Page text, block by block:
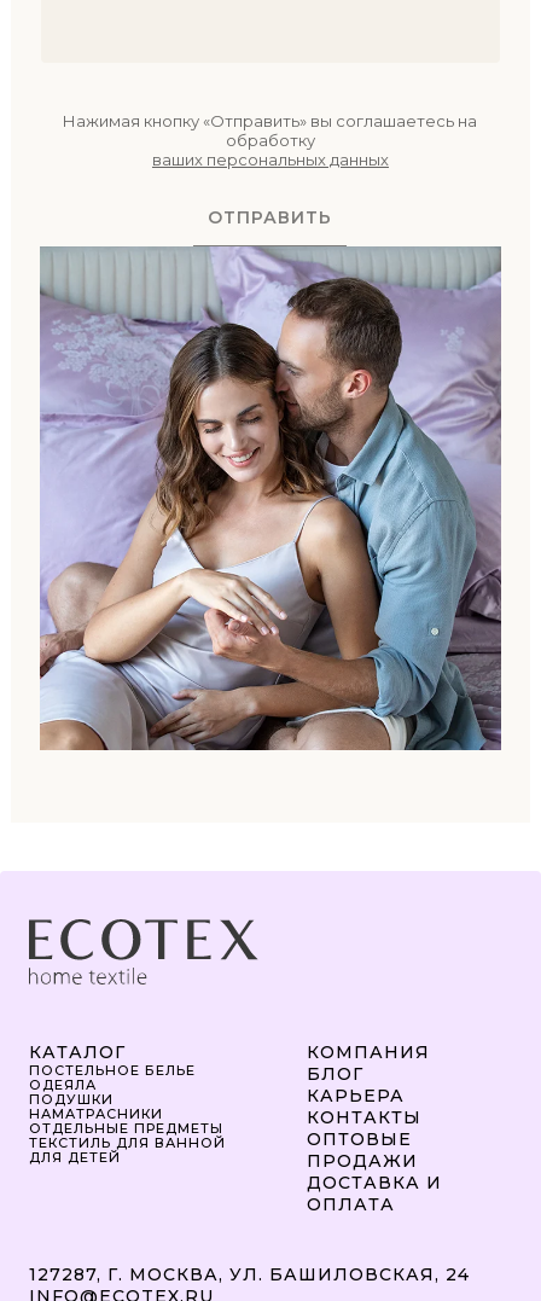
Нажимая кнопку «Отправить» вы соглашаетесь на
обработку
ваших персональных данных
ОТПРАВИТЬ
КАТАЛОГ
ПОСТЕЛЬНОЕ БЕЛЬЕ
ОДЕЯЛА
ПОДУШКИ
НАМАТРАСНИКИ
ОТДЕЛЬНЫЕ ПРЕДМЕТЫ
ТЕКСТИЛЬ ДЛЯ ВАННОЙ
ДЛЯ ДЕТЕЙ
КОМПАНИЯ
БЛОГ
КАРЬЕРА
КОНТАКТЫ
ОПТОВЫЕ
ПРОДАЖИ
ДОСТАВКА И
ОПЛАТА
127287, Г. МОСКВА, УЛ. БАШИЛОВСКАЯ, 24
INFO@ECOTEX.RU